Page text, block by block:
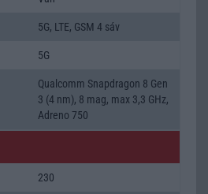
5G, LTE, GSM 4 sáv
5G
Qualcomm Snapdragon 8 Gen
3 (4 nm), 8 mag, max 3,3 GHz,
Adreno 750
230